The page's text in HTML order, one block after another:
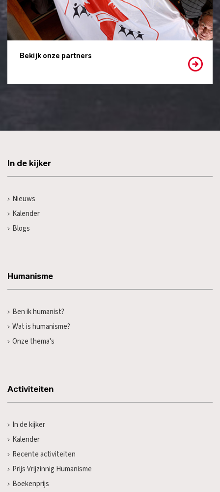
Bekijk onze partners
In de kijker
Nieuws
Kalender
Blogs
Humanisme
Ben ik humanist?
Wat is humanisme?
Onze thema's
Activiteiten
In de kijker
Kalender
Recente activiteiten
Prijs Vrijzinnig Humanisme
Boekenprijs